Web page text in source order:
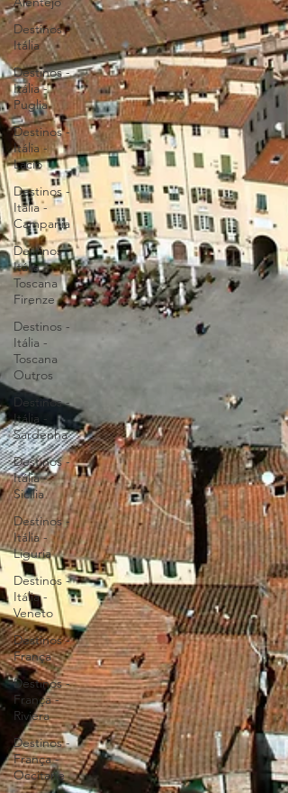
Destinos -
Itália
Destinos -
Itália -
Puglia
Destinos -
Itália -
Lacio
Destinos -
Itália -
Campania
Destinos -
Itália -
Toscana
Firenze
Destinos -
Itália -
Toscana
Outros
Destinos -
Itália -
Sardenha
Destinos -
Itália -
Sicília
Destinos -
Itália -
Liguria
Destinos -
Itália -
Veneto
Destinos -
França
Destinos -
França -
Riviera
Destinos -
França -
Occitane